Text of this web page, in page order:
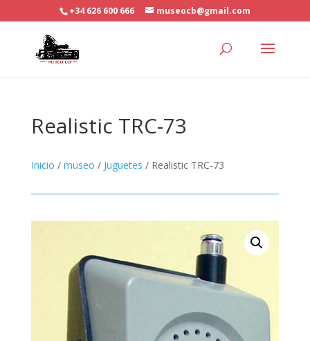
+34 626 600 666 museocb@gmail.com
Realistic TRC-73
Inicio / museo / Juguetes / Realistic TRC-73